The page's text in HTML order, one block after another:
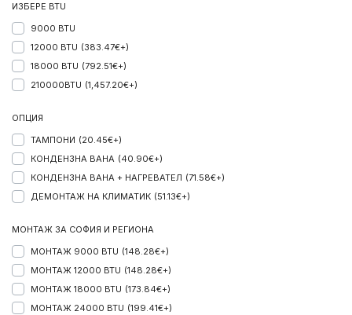
ИЗБЕРЕ BTU
9000 BTU
12000 BTU (383.47€+)
18000 BTU (792.51€+)
210000BTU (1,457.20€+)
ОПЦИЯ
ТАМПОНИ (20.45€+)
КОНДЕНЗНА ВАНА (40.90€+)
КОНДЕНЗНА ВАНА + НАГРЕВАТЕЛ (71.58€+)
ДЕМОНТАЖ НА КЛИМАТИК (51.13€+)
МОНТАЖ ЗА СОФИЯ И РЕГИОНА
МОНТАЖ 9000 BTU (148.28€+)
МОНТАЖ 12000 BTU (148.28€+)
МОНТАЖ 18000 BTU (173.84€+)
МОНТАЖ 24000 BTU (199.41€+)